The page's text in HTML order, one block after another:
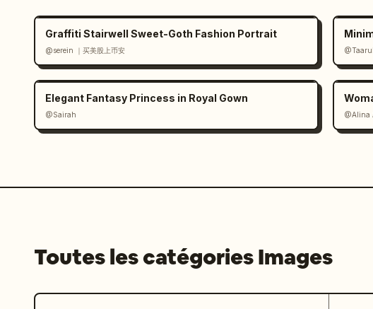
Graffiti Stairwell Sweet-Goth Fashion Portrait
@serein ｜买美股上币安
Elegant Fantasy Princess in Royal Gown
@Sairah @Alina
Toutes les catégories Images